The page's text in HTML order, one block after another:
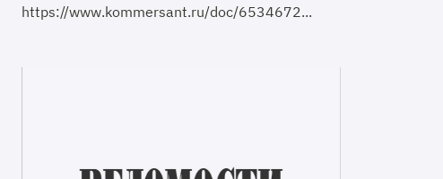
https://www.kommersant.ru/doc/6534672...